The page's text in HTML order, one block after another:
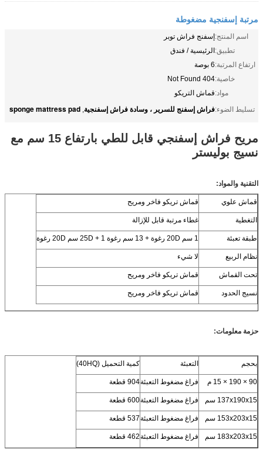
مرتبة إسفنجية مضغوطة
اسم المنتج:إسفنج فراش توبر
تطبيق:الرئيسية / فندق
ارتفاع المرتبة:6 بوصة
خاصية:404 Not Found
مواد:قماش التريكو
تسليط الضوء:فراش إسفنج للسرير ، وسادة فراش إسفنجية,
sponge mattress pad
مريح فراش إسفنجي قابل للطي بارتفاع 15 سم مع
نسيج بوليستر
التقنية والمواد:
قماش علوي قماش تريكو فاخر ومريح
التغطية غطاء مرتبة قابل للإزالة
طبقة تعبئة 1 سم 20D رغوة + 13 سم رغوة 25D + 1 سم 20D رغوة
نظام الربيع لا شيء
تحت القماش قماش تريكو فاخر ومريح
نسيج الحدود قماش تريكو فاخر ومريح
حزمة معلومات:
بحجم التعبئة كمية التحميل (40HQ)
90 × 190 × 15 م فراغ مضغوط التعبئة904 قطعة
137x190x15 سم فراغ مضغوط التعبئة600 قطعة
153x203x15 سم فراغ مضغوط التعبئة537 قطعة
183x203x15 سم فراغ مضغوط التعبئة462 قطعة